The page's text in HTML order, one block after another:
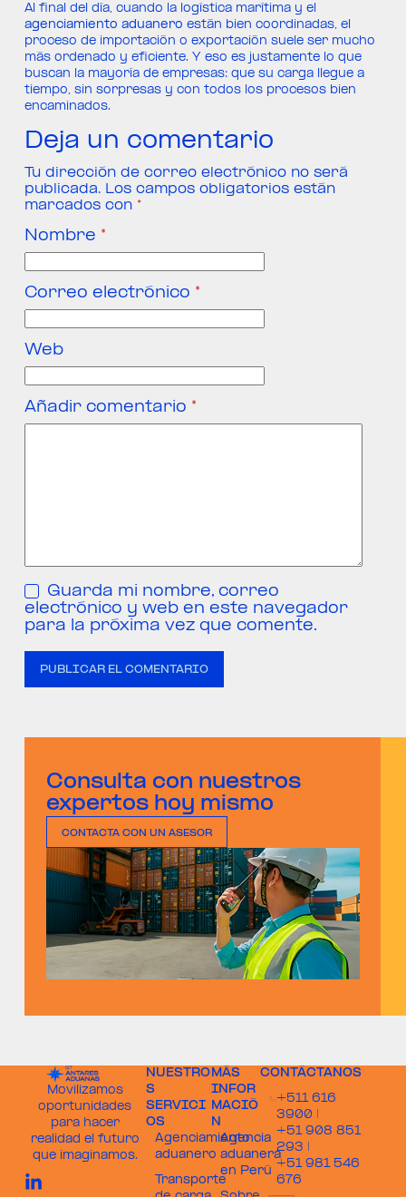
Al final del día, cuando la logística marítima y el
agenciamiento aduanero están bien coordinadas, el
proceso de importación o exportación suele ser mucho
más ordenado y eficiente. Y eso es justamente lo que
buscan la mayoría de empresas: que su carga llegue a
tiempo, sin sorpresas y con todos los procesos bien
encaminados.
Deja un comentario
Tu dirección de correo electrónico no será
publicada. Los campos obligatorios están
marcados con *
Nombre *
Correo electrónico *
Web
Añadir comentario *
Guarda mi nombre, correo
electrónico y web en este navegador
para la próxima vez que comente.
PUBLICAR EL COMENTARIO
Consulta con nuestros
expertos hoy mismo
CONTACTA CON UN ASESOR
Movilizamos
oportunidades
para hacer
realidad el futuro
que imaginamos.
NUESTRO
S
SERVICI
OS
Agenciamiento
aduanero
Transporte
MÁS
INFOR
MACIÓ
N
Agencia
aduanera
en Perú
CONTÁCTANOS
+511 616
3900 |
+51 908 851
293 |
+51 981 546
676